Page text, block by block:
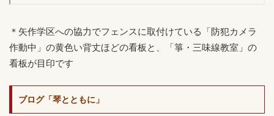
＊矢作学区への協力でフェンスに取付けている「防犯カメラ
作動中」の黄色い背丈ほどの看板と、「箏・三味線教室」の
看板が目印です
ブログ「琴とともに」